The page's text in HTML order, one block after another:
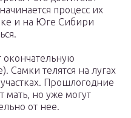
процесс их
и на Юге Сибири
Самки телятся на лугах
Прошлогодние
мать, но уже могут
от нее.